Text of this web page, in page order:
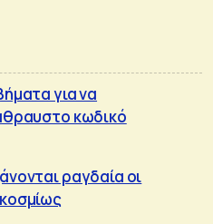
για να
κωδικό
ραγδαία οι